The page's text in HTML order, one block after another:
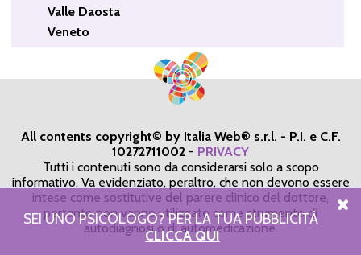
Valle Daosta
Veneto
All contents copyright© by Italia Web® s.r.l. - P.I. e C.F.
10272711002 - PRIVACY
Tutti i contenuti sono da considerarsi solo a scopo
informativo. Va evidenziato, peraltro, che non devono essere
intese come sostitutive del parere clinico del dottore,
pertanto non vanno utilizzate come strumento di
autodiagnosi o di automedicazione.
SEI UNO PSICOLOGO? PER LA TUA PUBBLICITÀ
CLICCA QUI